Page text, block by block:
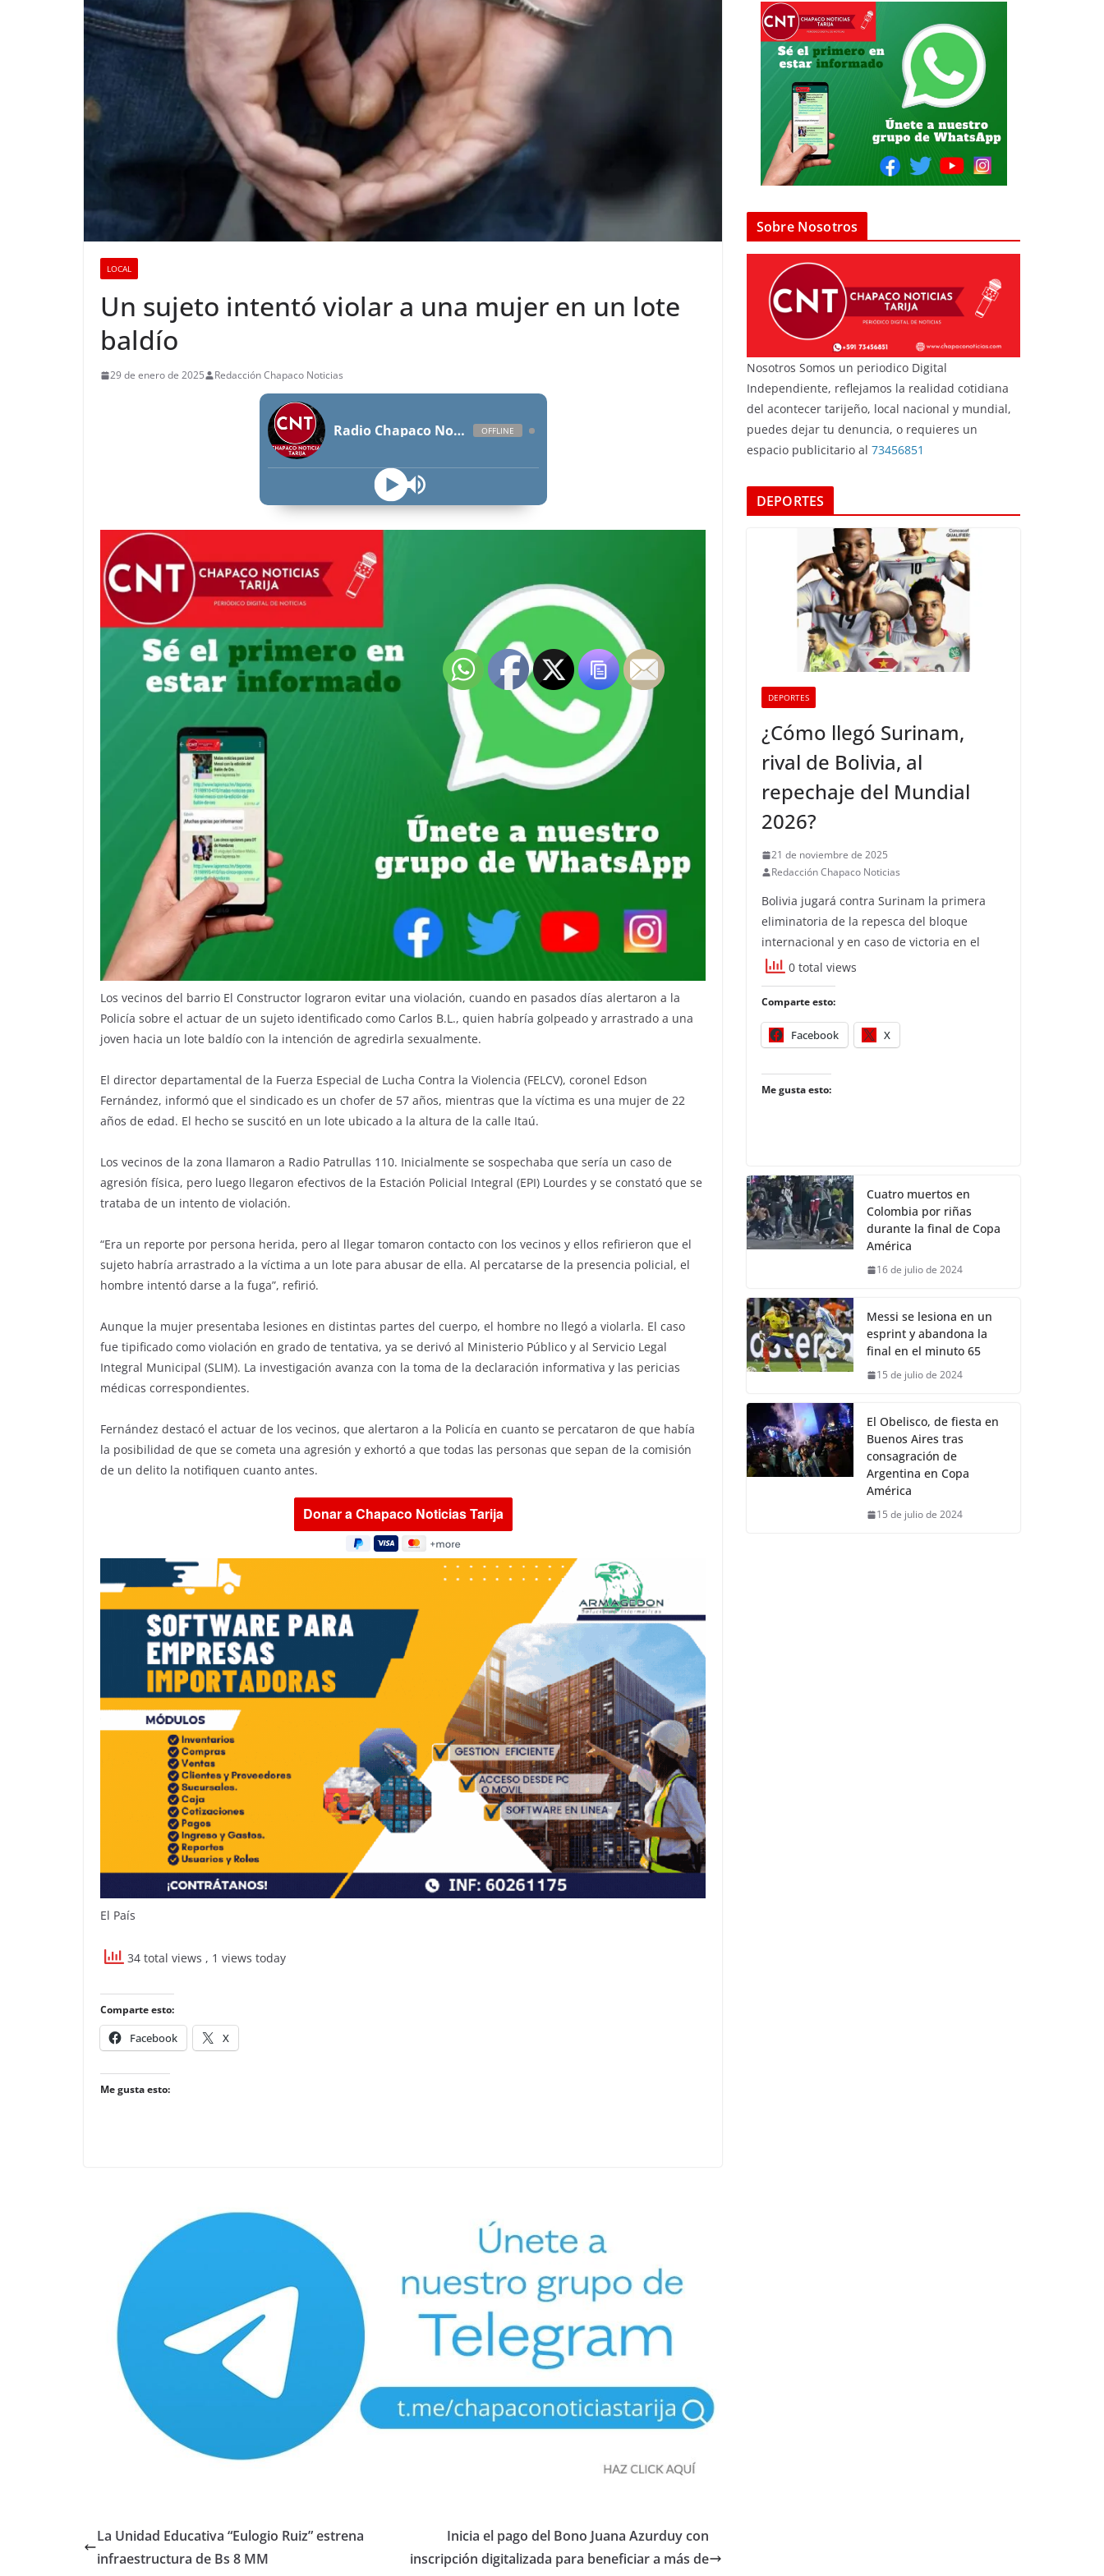
LOCAL
Un sujeto intentó violar a una mujer en un lote
baldío
29 de enero de 2025 Redacción Chapaco Noticias
Radio Chapaco Noticias Las 24 horas en vivo OFFLINE
Los vecinos del barrio El Constructor lograron evitar una violación, cuando en pasados días alertaron a la
Policía sobre el actuar de un sujeto identificado como Carlos B.L., quien habría golpeado y arrastrado a una
joven hacia un lote baldío con la intención de agredirla sexualmente.
El director departamental de la Fuerza Especial de Lucha Contra la Violencia (FELCV), coronel Edson
Fernández, informó que el sindicado es un chofer de 57 años, mientras que la víctima es una mujer de 22
años de edad. El hecho se suscitó en un lote ubicado a la altura de la calle Itaú.
Los vecinos de la zona llamaron a Radio Patrullas 110. Inicialmente se sospechaba que sería un caso de
agresión física, pero luego llegaron efectivos de la Estación Policial Integral (EPI) Lourdes y se constató que se
trataba de un intento de violación.
“Era un reporte por persona herida, pero al llegar tomaron contacto con los vecinos y ellos refirieron que el
sujeto habría arrastrado a la víctima a un lote para abusar de ella. Al percatarse de la presencia policial, el
hombre intentó darse a la fuga”, refirió.
Aunque la mujer presentaba lesiones en distintas partes del cuerpo, el hombre no llegó a violarla. El caso
fue tipificado como violación en grado de tentativa, ya se derivó al Ministerio Público y al Servicio Legal
Integral Municipal (SLIM). La investigación avanza con la toma de la declaración informativa y las pericias
médicas correspondientes.
Fernández destacó el actuar de los vecinos, que alertaron a la Policía en cuanto se percataron de que había
la posibilidad de que se cometa una agresión y exhortó a que todas las personas que sepan de la comisión
de un delito la notifiquen cuanto antes.
El País
34 total views , 1 views today
Comparte esto:
Facebook X
Me gusta esto:
La Unidad Educativa “Eulogio Ruiz” estrena
infraestructura de Bs 8 MM
Inicia el pago del Bono Juana Azurduy con
inscripción digitalizada para beneficiar a más de
Sobre Nosotros
Nosotros Somos un periodico Digital
Independiente, reflejamos la realidad cotidiana
del acontecer tarijeño, local nacional y mundial,
puedes dejar tu denuncia, o requieres un
espacio publicitario al 73456851
DEPORTES
DEPORTES
¿Cómo llegó Surinam,
rival de Bolivia, al
repechaje del Mundial
2026?
21 de noviembre de 2025
Redacción Chapaco Noticias
Bolivia jugará contra Surinam la primera
eliminatoria de la repesca del bloque
internacional y en caso de victoria en el
0 total views
Comparte esto:
Facebook X
Me gusta esto:
Cuatro muertos en
Colombia por riñas
durante la final de Copa
América
16 de julio de 2024
Messi se lesiona en un
esprint y abandona la
final en el minuto 65
15 de julio de 2024
El Obelisco, de fiesta en
Buenos Aires tras
consagración de
Argentina en Copa
América
15 de julio de 2024